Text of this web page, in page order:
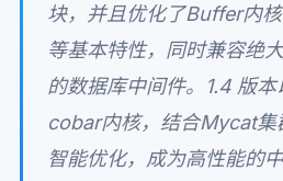
块，并且优化了Buffer内
等基本特性，同时兼容绝
的数据库中间件。1.4 版
cobar内核，结合Mycat集
智能优化，成为高性能的